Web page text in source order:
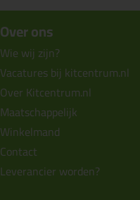
Over ons
Wie wij zijn?
Vacatures bij kitcentrum.nl
Over Kitcentrum.nl
Maatschappelijk
Winkelmand
Contact
Leverancier worden?